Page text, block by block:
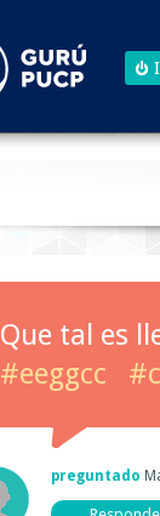
Que tal es
#eeggcc
preguntado